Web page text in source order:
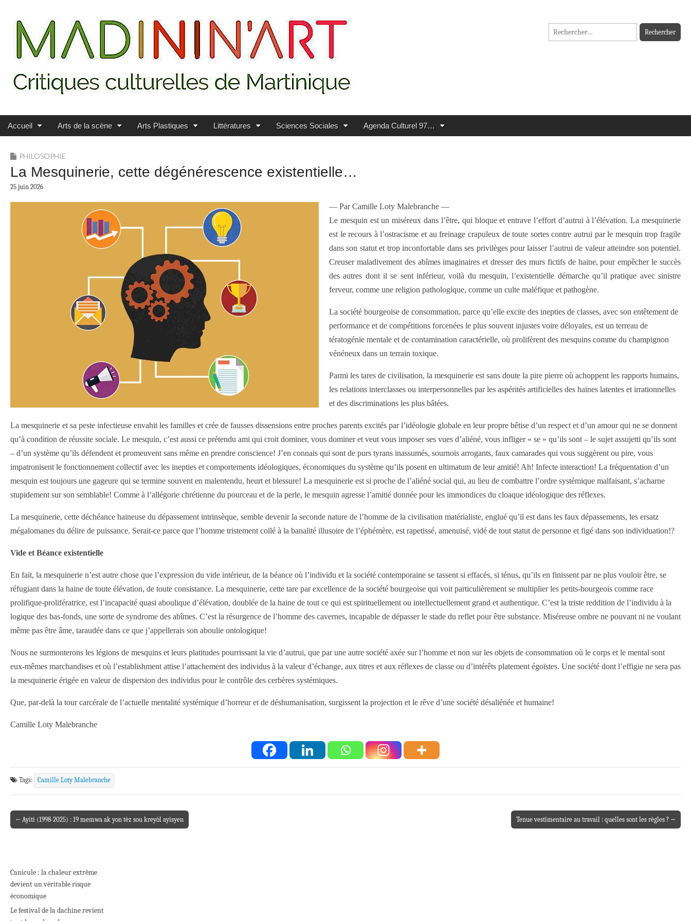
MADININ'ART
Rechercher :
Main menu
Skip to content
Accueil Arts de la scène Arts Plastiques Littératures Sciences Sociales Agenda Culturel 97…
PHILOSOPHIE
La Mesquinerie, cette dégénérescence existentielle…
25 juin 2026
— Par Camille Loty Malebranche —
Le mesquin est un miséreux dans l’être, qui bloque et entrave l’effort d’autrui à l’élévation. La mesquinerie
est le recours à l’ostracisme et au freinage crapuleux de toute sortes contre autrui par le mesquin trop fragile
dans son statut et trop inconfortable dans ses privilèges pour laisser l’autrui de valeur atteindre son potentiel.
Creuser maladivement des abîmes imaginaires et dresser des murs fictifs de haine, pour empêcher le succès
des autres dont il se sent inférieur, voilà du mesquin, l’existentielle démarche qu’il pratique avec sinistre
ferveur, comme une religion pathologique, comme un culte maléfique et pathogène.
La société bourgeoise de consommation, parce qu’elle excite des inepties de classes, avec son entêtement de
performance et de compétitions forcenées le plus souvent injustes voire déloyales, est un terreau de
tératogénie mentale et de contamination caractérielle, où prolifèrent des mesquins comme du champignon
vénéneux dans un terrain toxique.
Parmi les tares de civilisation, la mesquinerie est sans doute la pire pierre où achoppent les rapports humains,
les relations interclasses ou interpersonnelles par les aspérités artificielles des haines latentes et irrationnelles
et des discriminations les plus bâtées.
La mesquinerie et sa peste infectieuse envahit les familles et crée de fausses dissensions entre proches parents excités par l’idéologie globale en leur propre bêtise d’un respect et d’un amour qui ne se donnent
qu’à condition de réussite sociale. Le mesquin, c’est aussi ce prétendu ami qui croit dominer, vous dominer et veut vous imposer ses vues d’aliéné, vous infliger « se » qu’ils sont – le sujet assujetti qu’ils sont
– d’un système qu’ils défendent et promeuvent sans même en prendre conscience! J’en connais qui sont de purs tyrans inassumés, sournois arrogants, faux camarades qui vous suggèrent ou pire, vous
impatronisent le fonctionnement collectif avec les inepties et comportements idéologiques, économiques du système qu’ils posent en ultimatum de leur amitié! Ah! Infecte interaction! La fréquentation d’un
mesquin est toujours une gageure qui se termine souvent en malentendu, heurt et blessure! La mesquinerie est si proche de l’aliéné social qui, au lieu de combattre l’ordre systémique malfaisant, s’acharne
stupidement sur son semblable! Comme à l’allégorie chrétienne du pourceau et de la perle, le mesquin agresse l’amitié donnée pour les immondices du cloaque idéologique des réflexes.
La mesquinerie, cette déchéance haineuse du dépassement intrinsèque, semble devenir la seconde nature de l’homme de la civilisation matérialiste, englué qu’il est dans les faux dépassements, les ersatz
mégalomanes du délire de puissance. Serait-ce parce que l’homme tristement collé à la banalité illusoire de l’éphémère, est rapetissé, amenuisé, vidé de tout statut de personne et figé dans son individuation!?
Vide et Béance existentielle
En fait, la mesquinerie n’est autre chose que l’expression du vide intérieur, de la béance où l’individu et la société contemporaine se tassent si effacés, si ténus, qu’ils en finissent par ne plus vouloir être, se
réfugiant dans la haine de toute élévation, de toute consistance. La mesquinerie, cette tare par excellence de la société bourgeoise qui voit particulièrement se multiplier les petits-bourgeois comme race
prolifique-prolifératrice, est l’incapacité quasi aboulique d’élévation, doublée de la haine de tout ce qui est spirituellement ou intellectuellement grand et authentique. C’est la triste reddition de l’individu à la
logique des bas-fonds, une sorte de syndrome des abîmes. C’est la résurgence de l’homme des cavernes, incapable de dépasser le stade du reflet pour être substance. Miséreuse ombre ne pouvant ni ne voulant
même pas être âme, taraudée dans ce que j’appellerais son aboulie ontologique!
Nous ne surmonterons les légions de mesquins et leurs platitudes pourrissant la vie d’autrui, que par une autre société axée sur l’homme et non sur les objets de consommation où le corps et le mental sont
eux-mêmes marchandises et où l’establishment attise l’attachement des individus à la valeur d’échange, aux titres et aux réflexes de classe ou d’intérêts platement égoïstes. Une société dont l’effigie ne sera pas
la mesquinerie érigée en valeur de dispersion des individus pour le contrôle des cerbères systémiques.
Que, par-delà la tour carcérale de l’actuelle mentalité systémique d’horreur et de déshumanisation, surgissent la projection et le rêve d’une société désaliénée et humaine!
Camille Loty Malebranche
Tags: Camille Loty Malebranche
Post navigation
← Ayiti (1998-2025) : 19 memwa ak yon tèz sou kreyòl ayisyen Tenue vestimentaire au travail : quelles sont les règles ? →
Canicule : la chaleur extrême
devient un véritable risque
économique
Le festival de la dachine revient